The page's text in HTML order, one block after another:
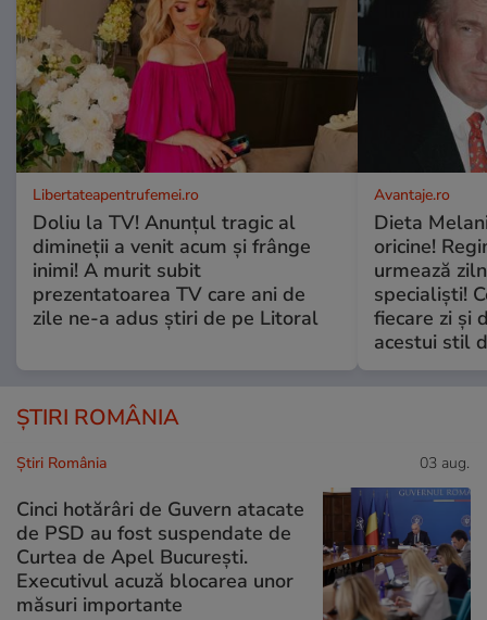
Libertateapentrufemei.ro
Doliu la TV! Anunțul tragic al
dimineții a venit acum și frânge
inimi! A murit subit
prezentatoarea TV care ani de
zile ne-a adus știri de pe Litoral
Avantaje.ro
Dieta
oricine!
urmează
specialiști!
fiecare zi și
acestui stil
ȘTIRI ROMÂNIA
Știri România 03 aug.
Cinci hotărâri de Guvern atacate
de PSD au fost suspendate de
Curtea de Apel București.
Executivul acuză blocarea unor
măsuri importante